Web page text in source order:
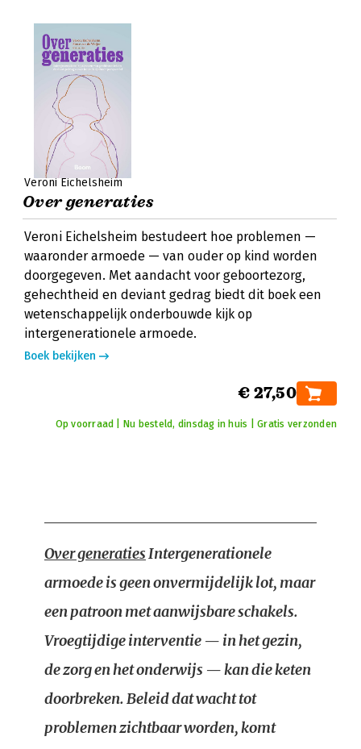
Veroni Eichelsheim
Over generaties
Veroni Eichelsheim bestudeert hoe problemen —
waaronder armoede — van ouder op kind worden
doorgegeven. Met aandacht voor geboortezorg,
gehechtheid en deviant gedrag biedt dit boek een
wetenschappelijk onderbouwde kijk op
intergenerationele armoede.
Boek bekijken
€ 27,50
Op voorraad | Nu besteld, dinsdag in huis | Gratis verzonden
Over generatiesIntergenerationele
armoede is geen onvermijdelijk lot, maar
een patroon met aanwijsbare schakels.
Vroegtijdige interventie — in het gezin,
de zorg en het onderwijs — kan die keten
doorbreken. Beleid dat wacht tot
problemen zichtbaar worden, komt